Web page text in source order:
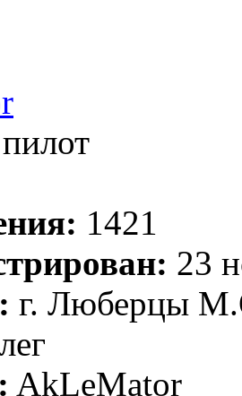
1421
23
г. Люберцы
AkLeMator